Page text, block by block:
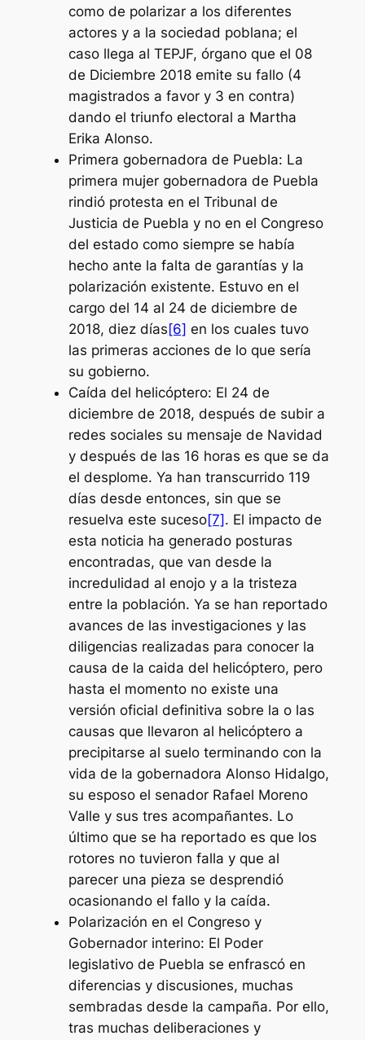
como de polarizar a los diferentes
actores y a la sociedad poblana; el
caso llega al TEPJF, órgano que el 08
de Diciembre 2018 emite su fallo (4
magistrados a favor y 3 en contra)
dando el triunfo electoral a Martha
Erika Alonso.
Primera gobernadora de Puebla: La
primera mujer gobernadora de Puebla
rindió protesta en el Tribunal de
Justicia de Puebla y no en el Congreso
del estado como siempre se había
hecho ante la falta de garantías y la
polarización existente. Estuvo en el
cargo del 14 al 24 de diciembre de
2018, diez días [6] en los cuales tuvo
las primeras acciones de lo que sería
su gobierno.
Caída del helicóptero: El 24 de
diciembre de 2018, después de subir a
redes sociales su mensaje de Navidad
y después de las 16 horas es que se da
el desplome. Ya han transcurrido 119
días desde entonces, sin que se
resuelva este suceso[7] . El impacto de
esta noticia ha generado posturas
encontradas, que van desde la
incredulidad al enojo y a la tristeza
entre la población. Ya se han reportado
avances de las investigaciones y las
diligencias realizadas para conocer la
causa de la caida del helicóptero, pero
hasta el momento no existe una
versión oficial definitiva sobre la o las
causas que llevaron al helicóptero a
precipitarse al suelo terminando con la
vida de la gobernadora Alonso Hidalgo,
su esposo el senador Rafael Moreno
Valle y sus tres acompañantes. Lo
último que se ha reportado es que los
rotores no tuvieron falla y que al
parecer una pieza se desprendió
ocasionando el fallo y la caída.
Polarización en el Congreso y
Gobernador interino: El Poder
legislativo de Puebla se enfrascó en
diferencias y discusiones, muchas
sembradas desde la campaña. Por ello,
tras muchas deliberaciones y